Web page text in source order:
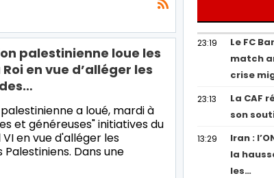
palestinienne loue les
en vue d’alléger les
a loué, mardi à
et généreuses" initiatives du
en vue d'alléger les
Dans une
23:19
Le FC
match
crise
23:13
La CAF
son
13:29
Iran :
la
les…